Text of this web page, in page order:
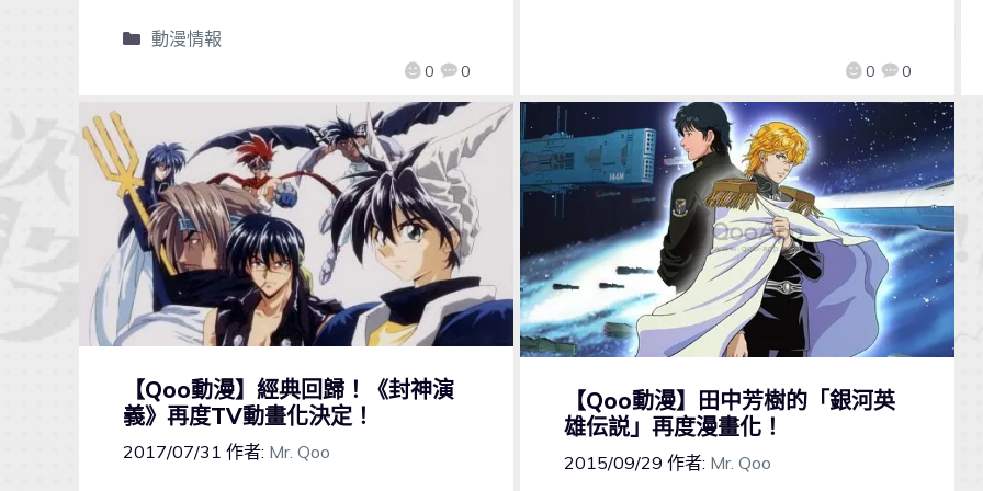
0 0
動漫情報
0 0
【Qoo動漫】經典回歸！《封神演
義》再度TV動畫化決定！
2017/07/31 作者: Mr. Qoo
【Qoo動漫】田中芳樹的「銀河英
雄伝説」再度漫畫化！
2015/09/29 作者: Mr. Qoo